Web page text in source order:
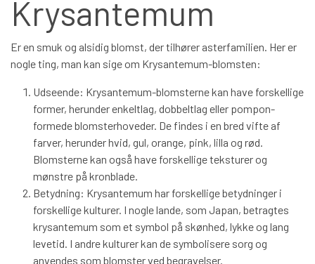
Krysantemum
Er en smuk og alsidig blomst, der tilhører asterfamilien. Her er
nogle ting, man kan sige om Krysantemum-blomsten:
Udseende: Krysantemum-blomsterne kan have forskellige
former, herunder enkeltlag, dobbeltlag eller pompon-
formede blomsterhoveder. De findes i en bred vifte af
farver, herunder hvid, gul, orange, pink, lilla og rød.
Blomsterne kan også have forskellige teksturer og
mønstre på kronblade.
Betydning: Krysantemum har forskellige betydninger i
forskellige kulturer. I nogle lande, som Japan, betragtes
krysantemum som et symbol på skønhed, lykke og lang
levetid. I andre kulturer kan de symbolisere sorg og
anvendes som blomster ved begravelser.